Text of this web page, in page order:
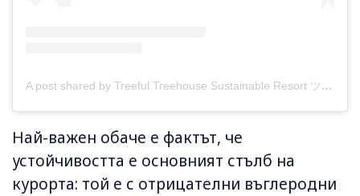
A post shared by Treeful Treehouse Sustainable Resort ツリーフルツリーハウスサステイナブルリゾート (@treeful.treehouse)
Най-важен обаче е фактът, че
устойчивостта е основният стълб на
курорта: той е с отрицателни въглеродни